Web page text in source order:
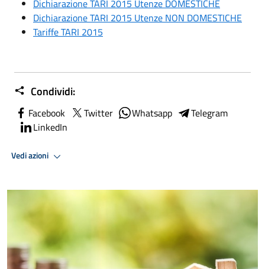
Dichiarazione TARI 2015 Utenze DOMESTICHE
Dichiarazione TARI 2015 Utenze NON DOMESTICHE
Tariffe TARI 2015
Condividi:
Facebook Twitter Whatsapp
Telegram
LinkedIn
Vedi azioni